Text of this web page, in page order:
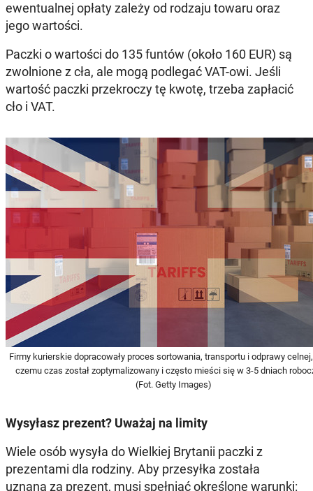
ewentualnej opłaty zależy od rodzaju towaru oraz
jego wartości.
Paczki o wartości do 135 funtów (około 160 EUR) są
zwolnione z cła, ale mogą podlegać VAT-owi. Jeśli
wartość paczki przekroczy tę kwotę, trzeba zapłacić
cło i VAT.
Firmy kurierskie dopracowały proces sortowania, transportu i odprawy
czemu czas został zoptymalizowany i często mieści się w 3-5 dniach
(Fot. Getty Images)
Wysyłasz prezent? Uważaj na limity
Wiele osób wysyła do Wielkiej Brytanii paczki z
prezentami dla rodziny. Aby przesyłka została
uznana za prezent, musi spełniać określone warunki: